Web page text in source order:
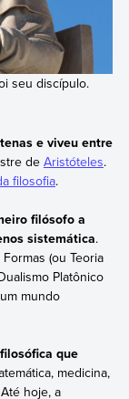
seu discípulo.
e viveu entre
de Aristóteles.
filosofia.
filósofo a
sistemática.
(ou Teoria
Platônico
mundo
que
medicina,
hoje, a